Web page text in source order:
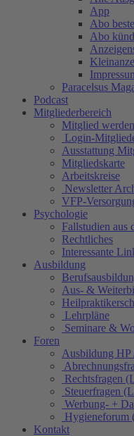
App
Abo
Abo
Paracelsus
Podcast
Mitgliederbereich
Mitglied werden
Login-
Ausstattung
Mitgliedskarte
Arbeitskreise
Newsletter
VFP-
Psychologie
Fallstudien aus
Rechtliches
Interessante
Ausbildung
Aus- &
Lehrpläne
Seminare &
Foren
Ausbildung
Rechtsfragen
Steuerfragen
Werbung- +
Hygieneforum
Kontakt